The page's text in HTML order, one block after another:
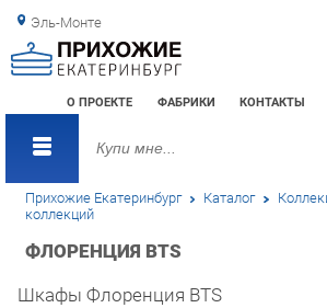
Эль-Монте
О ПРОЕКТЕ ФАБРИКИ КОНТАКТЫ
Прихожие Екатеринбург Каталог Коллекции
коллекций
ФЛОРЕНЦИЯ BTS
Шкафы Флоренция BTS